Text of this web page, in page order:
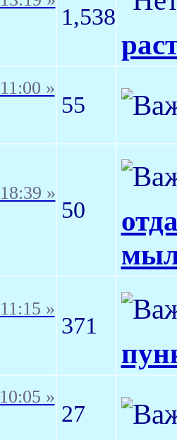
1,538
11:00 »
55
18:39 »
50
11:15 »
371
10:05 »
27